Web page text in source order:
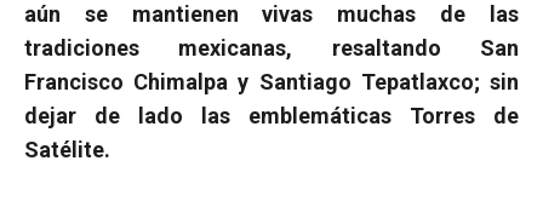
aún se mantienen vivas muchas de las
tradiciones mexicanas, resaltando San
Francisco Chimalpa y Santiago Tepatlaxco; sin
dejar de lado las emblemáticas Torres de
Satélite.